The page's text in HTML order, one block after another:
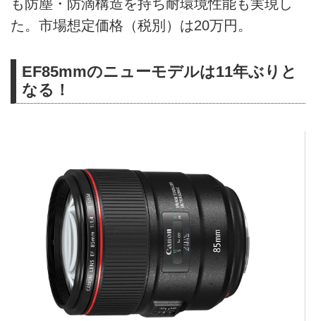
も防塵・防滴構造を持ち耐環境性能も実現し
た。市場想定価格（税別）は20万円。
EF85mmのニューモデルは11年ぶりと
なる！